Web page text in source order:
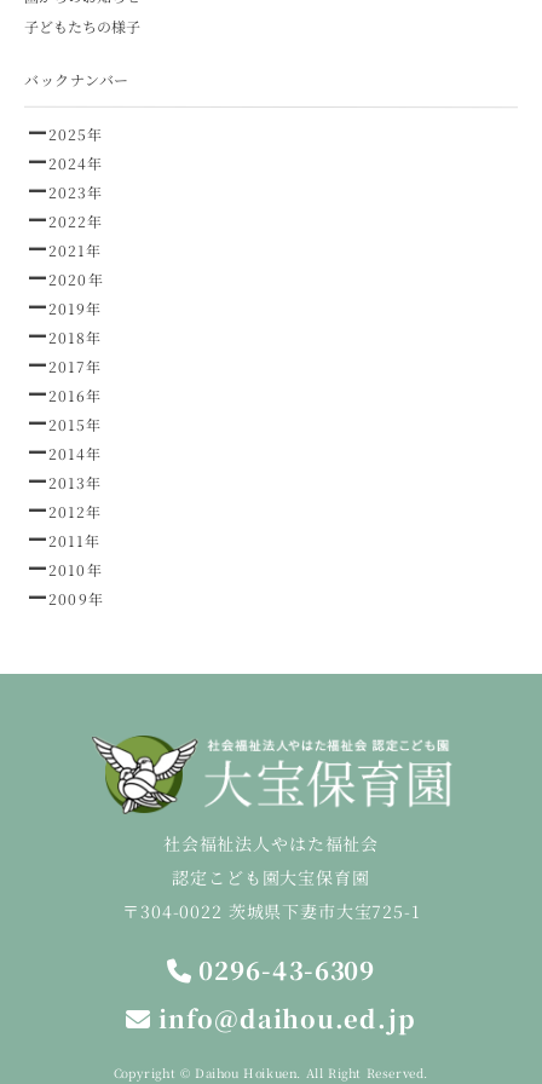
子どもたちの様子
バックナンバー
2025年
2024年
2023年
2022年
2021年
2020年
2019年
2018年
2017年
2016年
2015年
2014年
2013年
2012年
2011年
2010年
2009年
社会福祉法人やはた福祉会
認定こども園大宝保育園
〒304-0022 茨城県下妻市大宝725-1
0296-43-6309
info@daihou.ed.jp
Copyright © Daihou Hoikuen. All Right Reserved.